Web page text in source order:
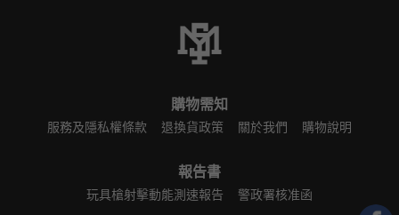
購物需知
服務及隱私權條款 退換貨政策 關於我們 購物說明
報告書
玩具槍射擊動能測速報告 警政署核准函